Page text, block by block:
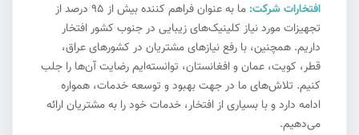
افتخارات شرکت:
ما به عنوان فراهم کننده بیش از ۹۵ درصد از
تجهیزات مورد نیاز کلینیک‌های زیبایی در جنوب کشور افتخار
داریم. همچنین، با رفع نیازهای مشتریان در کشورهای عراق،
قطر، کویت، عمان و افغانستان، توانسته‌ایم رضایت آن‌ها را جلب
کنیم. تلاش‌های ما در جهت بهبود و توسعه خدمات، همواره
ادامه دارد و با بسیاری از افتخار، خدمات خود را به مشتریان ارائه
می‌دهیم.